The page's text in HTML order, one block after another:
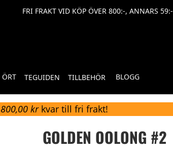
FRI FRAKT VID KÖP ÖVER 800:-, ANNARS 59:-
ÖRT TEGUIDEN TILLBEHÖR BLOGG
800,00 krkvar till fri frakt!
GOLDEN OOLONG #2